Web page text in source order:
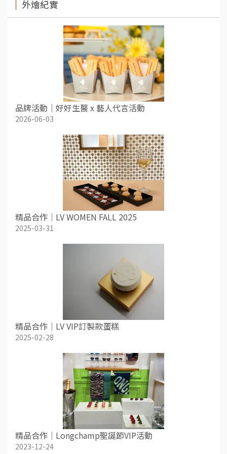
外燴紀實
品牌活動｜好好生醫 x 藝人代言活動
2026-06-03
精品合作｜LV WOMEN FALL 2025
2025-03-31
精品合作｜LV VIP訂製款蛋糕
2025-02-28
精品合作｜Longchamp聖誕節VIP活動
2023-12-24